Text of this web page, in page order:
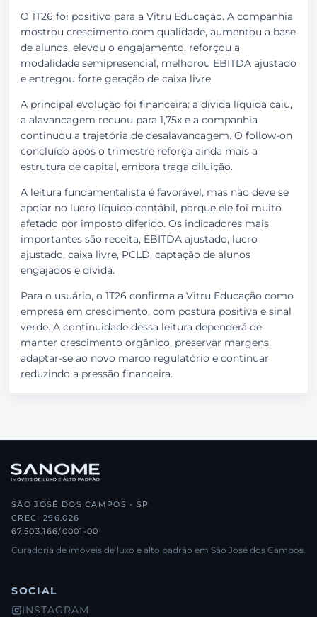
O 1T26 foi positivo para a Vitru Educação. A companhia
mostrou crescimento com qualidade, aumentou a base
de alunos, elevou o engajamento, reforçou a
modalidade semipresencial, melhorou EBITDA ajustado
e entregou forte geração de caixa livre.
A principal evolução foi financeira: a dívida líquida caiu,
a alavancagem recuou para 1,75x e a companhia
continuou a trajetória de desalavancagem. O follow-on
concluído após o trimestre reforça ainda mais a
estrutura de capital, embora traga diluição.
A leitura fundamentalista é favorável, mas não deve se
apoiar no lucro líquido contábil, porque ele foi muito
afetado por imposto diferido. Os indicadores mais
importantes são receita, EBITDA ajustado, lucro
ajustado, caixa livre, PCLD, captação de alunos
engajados e dívida.
Para o usuário, o 1T26 confirma a Vitru Educação como
empresa em crescimento, com postura positiva e sinal
verde. A continuidade dessa leitura dependerá de
manter crescimento orgânico, preservar margens,
adaptar-se ao novo marco regulatório e continuar
reduzindo a pressão financeira.
SÃO JOSÉ DOS CAMPOS - SP
CRECI 296.026
67.503.166/0001-00
Curadoria de imóveis de luxo e alto padrão em São José dos Campos.
SOCIAL
INSTAGRAM